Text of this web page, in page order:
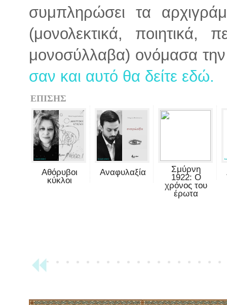
συμπληρώσει τα
(μονολεκτικά, ποιητικά,
μονοσύλλαβα) ονόμασα
σαν και αυτό θα δείτε εδώ.
ΕΠΙΣΗΣ
Αθόρυβοι
κύκλοι
Αναφυλαξία
Σμύρνη
1922: Ο
χρόνος του
έρωτα